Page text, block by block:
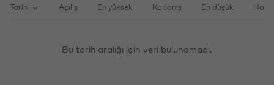
Tarih Açılış En yüksek Kapanış En düşük
Bu tarih aralığı için veri bulunamadı.